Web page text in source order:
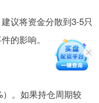
议将资金分散到3-5只
的影响。
。如果持仓周期较